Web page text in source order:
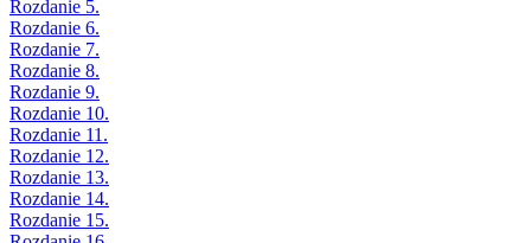
Rozdanie 5.
Rozdanie 6.
Rozdanie 7.
Rozdanie 8.
Rozdanie 9.
Rozdanie 10.
Rozdanie 11.
Rozdanie 12.
Rozdanie 13.
Rozdanie 14.
Rozdanie 15.